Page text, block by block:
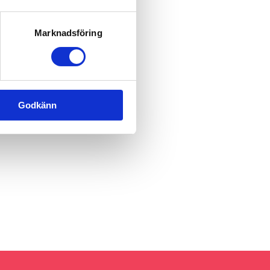
Marknadsföring
Godkänn